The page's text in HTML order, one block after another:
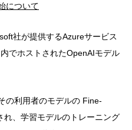
について
社が提供するAzureサービス
でホストされたOpenAIモデル
の利用者のモデルの Fine-
、学習モデルのトレーニング